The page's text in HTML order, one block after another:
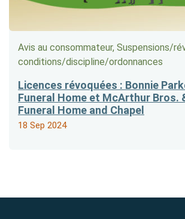
Avis au consommateur, Suspensions/​
conditions/​discipline/​ordonnances
Licences révoquées : Bonnie
Funeral Home et McArthur Bros.
Funeral Home and Chapel
18 Sep 2024